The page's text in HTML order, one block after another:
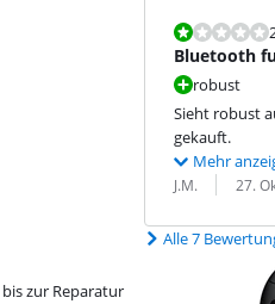
Bewertet mit 2,0
Bluetooth
robust
Sieht robust
gekauft.
Mehr
Bewertung von:
J.M.
Datum: 27.
Übersetzung:
Alle 7
zur Reparatur